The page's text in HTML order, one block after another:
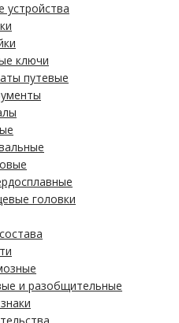
устройства
ключи
путевые
головки
и разобщительные